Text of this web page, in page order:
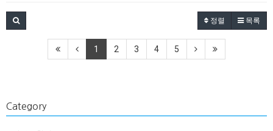
정렬 목록
1 2 3 4 5
Category